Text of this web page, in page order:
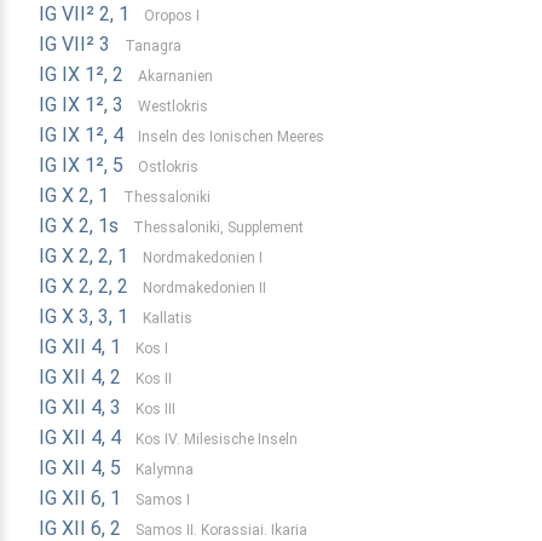
IG VII² 2, 1 Oropos I
IG VII² 3 Tanagra
IG IX 1², 2 Akarnanien
IG IX 1², 3 Westlokris
IG IX 1², 4 Inseln des Ionischen Meeres
IG IX 1², 5 Ostlokris
IG X 2, 1 Thessaloniki
IG X 2, 1s Thessaloniki, Supplement
IG X 2, 2, 1 Nordmakedonien I
IG X 2, 2, 2 Nordmakedonien II
IG X 3, 3, 1 Kallatis
IG XII 4, 1 Kos I
IG XII 4, 2 Kos II
IG XII 4, 3 Kos III
IG XII 4, 4 Kos IV. Milesische Inseln
IG XII 4, 5 Kalymna
IG XII 6, 1 Samos I
IG XII 6, 2 Samos II. Korassiai. Ikaria